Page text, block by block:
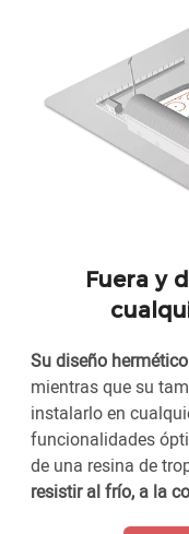
Fuera y
Su diseño
mientras que su
instalarlo en
funcionalidades
de una resina de
resistir al frío, a la